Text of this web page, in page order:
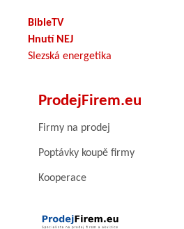
BibleTV
Hnutí NEJ
Slezská energetika
ProdejFirem.eu
Firmy na prodej
Poptávky koupě firmy
Kooperace